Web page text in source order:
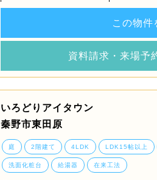
この物件
資料請求・来場予
いろどりアイタウン
秦野市東田原
庭 2階建て 4LDK LDK15帖以上
洗面化粧台 給湯器 在来工法